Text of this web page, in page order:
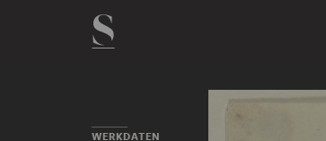
WERKDATEN